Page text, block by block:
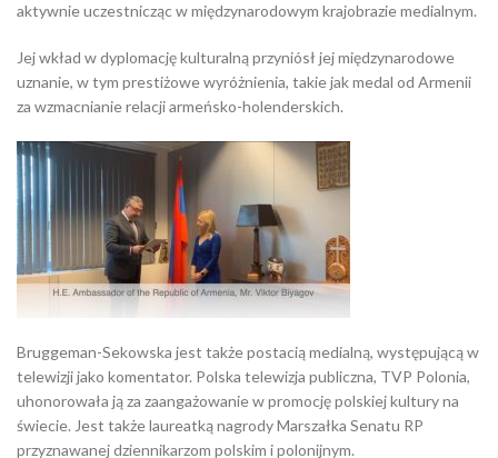
aktywnie uczestnicząc w międzynarodowym krajobrazie medialnym.
Jej wkład w dyplomację kulturalną przyniósł jej międzynarodowe
uznanie, w tym prestiżowe wyróżnienia, takie jak medal od Armenii
za wzmacnianie relacji armeńsko-holenderskich.
Bruggeman-Sekowska jest także postacią medialną, występującą w
telewizji jako komentator. Polska telewizja publiczna, TVP Polonia,
uhonorowała ją za zaangażowanie w promocję polskiej kultury na
świecie. Jest także laureatką nagrody Marszałka Senatu RP
przyznawanej dziennikarzom polskim i polonijnym.